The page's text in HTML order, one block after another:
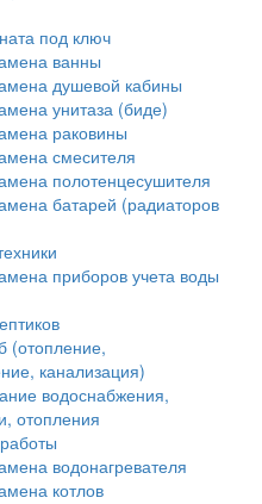
под ключ
ванны
душевой кабины
унитаза (биде)
раковины
смесителя
полотенцесушителя
батарей (радиаторов
приборов учета воды
(отопление,
канализация)
водоснабжения,
отопления
водонагревателя
котлов